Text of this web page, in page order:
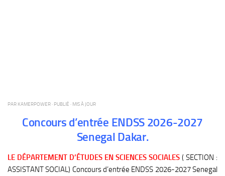
PAR KAMERPOWER· PUBLIÉ · MIS À JOUR
Concours d’entrée ENDSS 2026-2027
Senegal Dakar.
LE DÉPARTEMENT D’ÉTUDES EN SCIENCES SOCIALES ( SECTION :
ASSISTANT SOCIAL) Concours d’entrée ENDSS 2026-2027 Senegal